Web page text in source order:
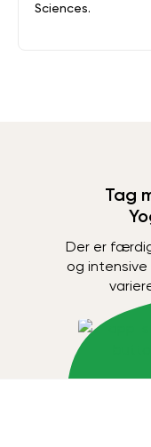
Sciences.
Tag
Der er
og